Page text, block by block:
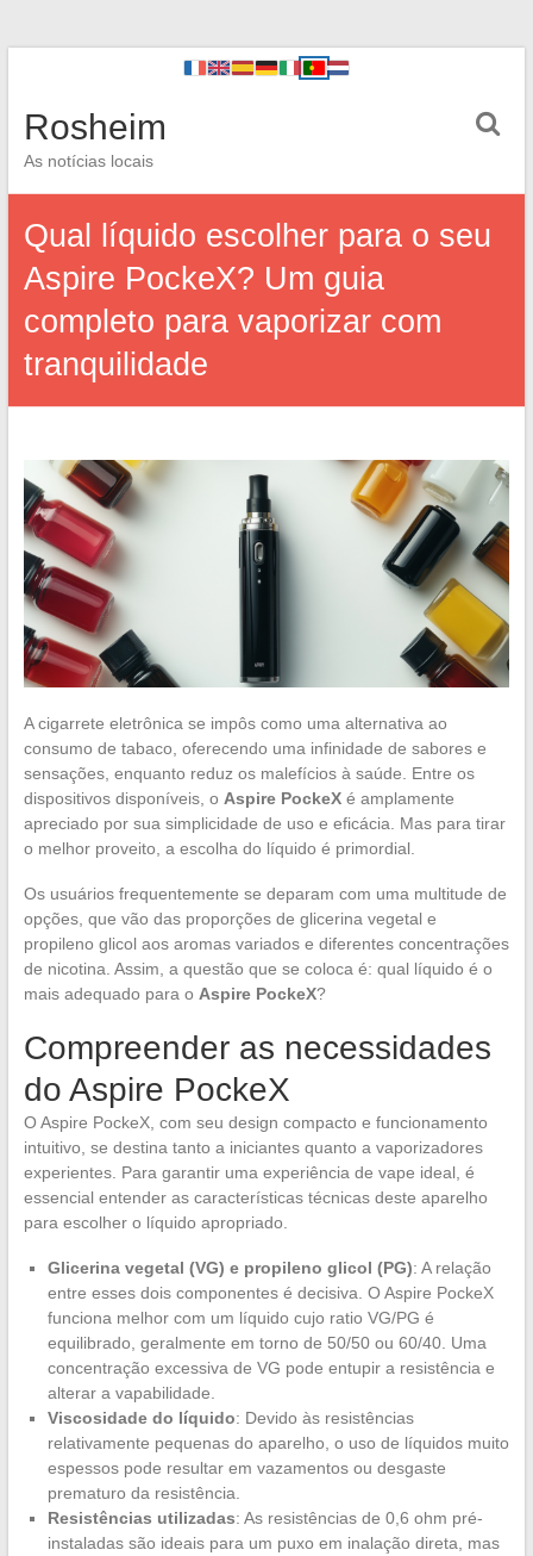
Rosheim
As notícias locais
Qual líquido escolher para o seu
Aspire PockeX? Um guia
completo para vaporizar com
tranquilidade
A cigarrete eletrônica se impôs como uma alternativa ao
consumo de tabaco, oferecendo uma infinidade de sabores e
sensações, enquanto reduz os malefícios à saúde. Entre os
dispositivos disponíveis, o Aspire PockeXé amplamente
apreciado por sua simplicidade de uso e eficácia. Mas para tirar
o melhor proveito, a escolha do líquido é primordial.
Os usuários frequentemente se deparam com uma multitude de
opções, que vão das proporções de glicerina vegetal e
propileno glicol aos aromas variados e diferentes concentrações
de nicotina. Assim, a questão que se coloca é: qual líquido é o
mais adequado para o Aspire PockeX?
Compreender as necessidades
do Aspire PockeX
O Aspire PockeX, com seu design compacto e funcionamento
intuitivo, se destina tanto a iniciantes quanto a vaporizadores
experientes. Para garantir uma experiência de vape ideal, é
essencial entender as características técnicas deste aparelho
para escolher o líquido apropriado.
Glicerina vegetal (VG) e propileno glicol (PG): A relação
entre esses dois componentes é decisiva. O Aspire PockeX
funciona melhor com um líquido cujo ratio VG/PG é
equilibrado, geralmente em torno de 50/50 ou 60/40. Uma
concentração excessiva de VG pode entupir a resistência e
alterar a vapabilidade.
Viscosidade do líquido: Devido às resistências
relativamente pequenas do aparelho, o uso de líquidos muito
espessos pode resultar em vazamentos ou desgaste
prematuro da resistência.
Resistências utilizadas: As resistências de 0,6 ohm pré-
instaladas são ideais para um puxo em inalação direta, mas